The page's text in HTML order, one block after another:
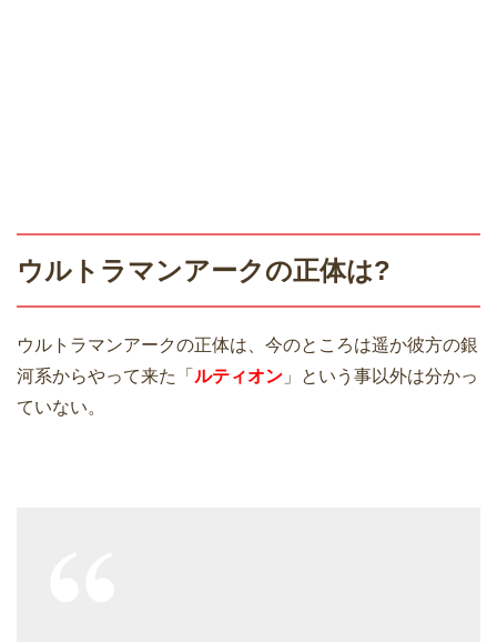
ウルトラマンアークの正体は?
ウルトラマンアークの正体は、今のところは遥か彼方の銀
河系からやって来た「 ルティオン 」という事以外は分かっ
ていない。